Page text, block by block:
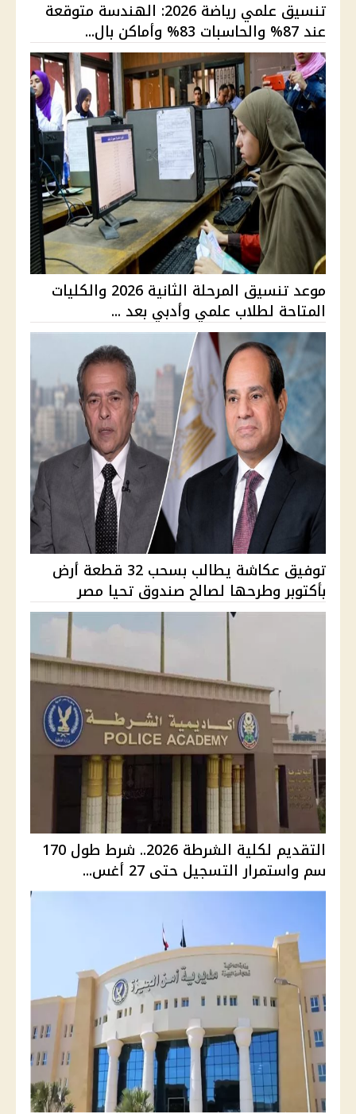
تنسيق علمي رياضة 2026: الهندسة متوقعة
عند 87% والحاسبات 83% وأماكن بال...
موعد تنسيق المرحلة الثانية 2026 والكليات
المتاحة لطلاب علمي وأدبي بعد ...
توفيق عكاشة يطالب بسحب 32 قطعة أرض
بأكتوبر وطرحها لصالح صندوق تحيا مصر
التقديم لكلية الشرطة 2026.. شرط طول 170
سم واستمرار التسجيل حتى 27 أغس...